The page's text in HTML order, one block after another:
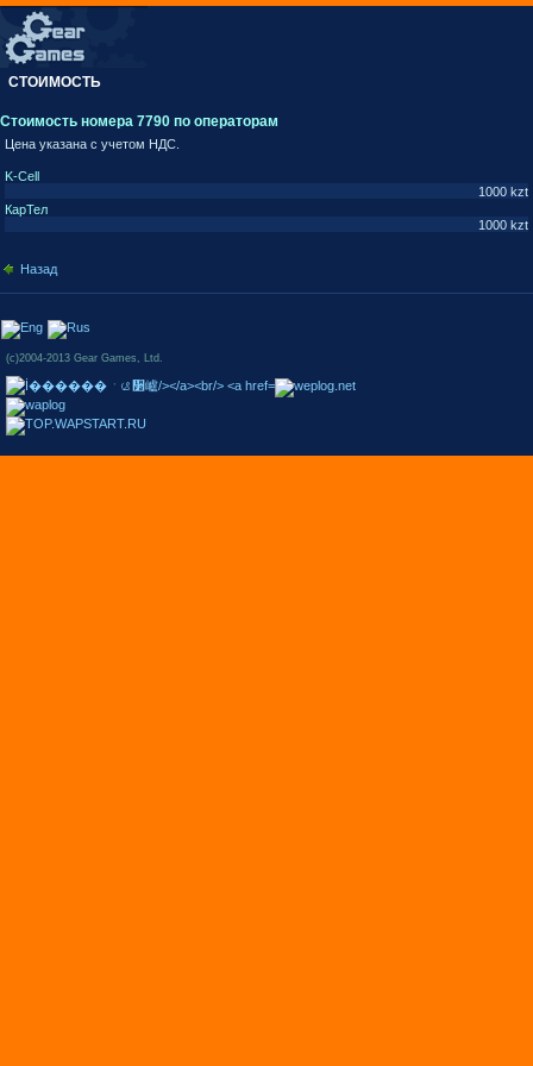
СТОИМОСТЬ
Стоимость номера 7790 по операторам
Цена указана с учетом НДС.
K-Cell
1000 kzt
КарТел
1000 kzt
Назад
(c)2004-2013 Gear Games, Ltd.